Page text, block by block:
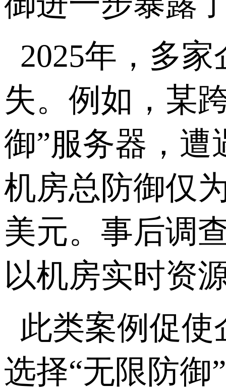
2025年，多
失。例如，某
御”服务器，遭
机房总防御仅
美元。事后调
以机房实时资
此类案例促
选择“无限防